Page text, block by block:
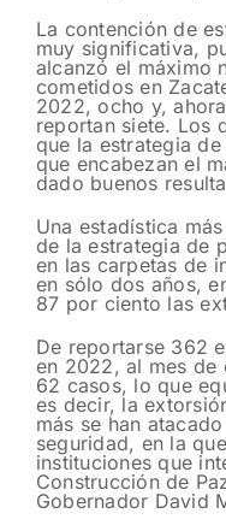
La contención de
muy significativa,
alcanzó el máximo
cometidos en
2022, ocho y,
reportan siete. Los
que la estrategia
que encabezan el
dado buenos
Una estadística
de la estrategia de
en las carpetas de
en sólo dos años,
87 por ciento las
De reportarse 362
en 2022, al mes de
62 casos, lo que
es decir, la
más se han
seguridad, en la
instituciones que
Construcción de
Gobernador David